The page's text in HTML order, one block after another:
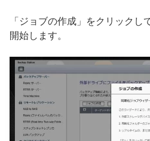
「ジョブの作成」をクリック
開始します。